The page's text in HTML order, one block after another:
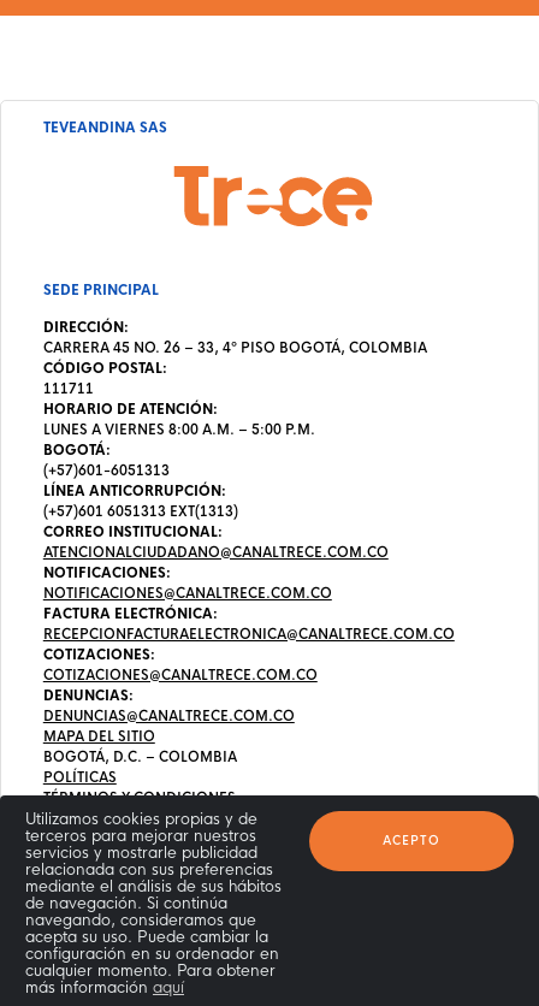
Utilizamos cookies propias y de
terceros para mejorar nuestros
servicios y mostrarle publicidad
relacionada con sus preferencias
mediante el análisis de sus hábitos
de navegación. Si continúa
navegando, consideramos que
acepta su uso. Puede cambiar la
configuración en su ordenador en
cualquier momento. Para obtener
más información aquí
ACEPTO
TEVEANDINA SAS
SEDE PRINCIPAL
DIRECCIÓN:
CARRERA 45 NO. 26 – 33, 4º PISO BOGOTÁ, COLOMBIA
CÓDIGO POSTAL:
111711
HORARIO DE ATENCIÓN:
LUNES A VIERNES 8:00 A.M. – 5:00 P.M.
BOGOTÁ:
(+57)601-6051313
LÍNEA ANTICORRUPCIÓN:
(+57)601 6051313 EXT(1313)
CORREO INSTITUCIONAL:
ATENCIONALCIUDADANO@CANALTRECE.COM.CO
NOTIFICACIONES:
NOTIFICACIONES@CANALTRECE.COM.CO
FACTURA ELECTRÓNICA:
RECEPCIONFACTURAELECTRONICA@CANALTRECE.COM.CO
COTIZACIONES:
COTIZACIONES@CANALTRECE.COM.CO
DENUNCIAS:
DENUNCIAS@CANALTRECE.COM.CO
MAPA DEL SITIO
BOGOTÁ, D.C. – COLOMBIA
POLÍTICAS
TÉRMINOS Y CONDICIONES